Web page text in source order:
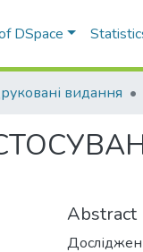
DSpace
видання
Abstract